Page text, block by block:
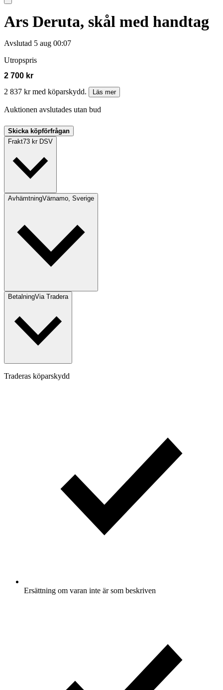
Ars Deruta, skål med handtag
Avslutad 5 aug 00:07
Utropspris
2 700 kr
2 837 kr med köparskydd.
Läs mer
Auktionen avslutades utan bud
Skicka köpförfrågan
Frakt73 kr DSV
AvhämtningVärnamo, Sverige
BetalningVia Tradera
Traderas köparskydd
Ersättning om varan inte är som beskriven